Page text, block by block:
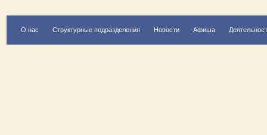
О нас Структурные подразделения Новости Афиша